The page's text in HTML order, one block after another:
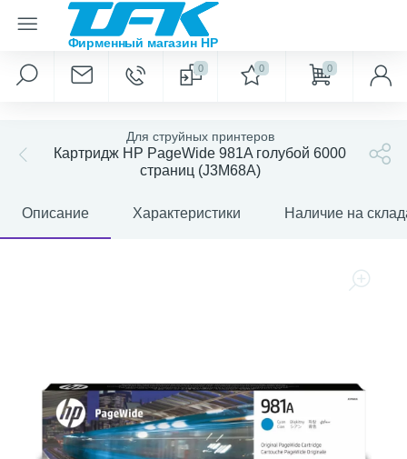
0 0 0
Для струйных принтеров
Картридж HP PageWide 981A голубой 6000
страниц (J3M68A)
Описание Характеристики Наличие на